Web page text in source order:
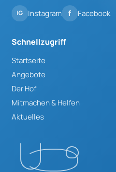
Instagram Facebook
Schnellzugriff
Startseite
Angebote
Der Hof
Mitmachen & Helfen
Aktuelles